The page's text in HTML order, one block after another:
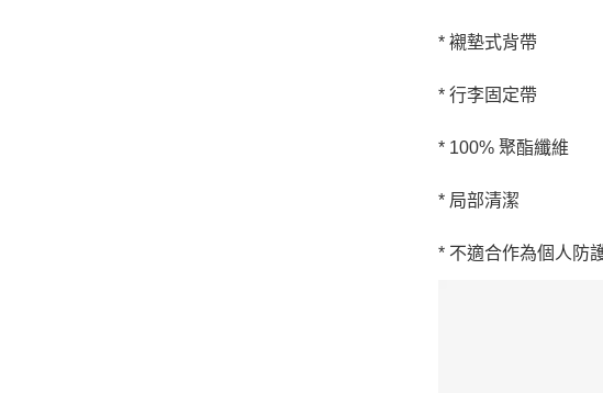
* 襯墊式背帶
* 行李固定帶
* 100% 聚酯纖維
* 局部清潔
* 不適合作為個人防